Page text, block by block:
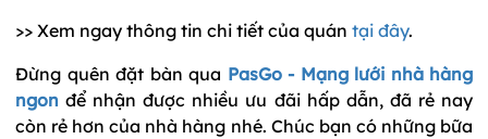
>> Xem ngay thông tin chi tiết của quán tại đây.
Đừng quên đặt bàn qua PasGo - Mạng lưới nhà hàng
ngon để nhận được nhiều ưu đãi hấp dẫn, đã rẻ nay
còn rẻ hơn của nhà hàng nhé. Chúc bạn có những bữa